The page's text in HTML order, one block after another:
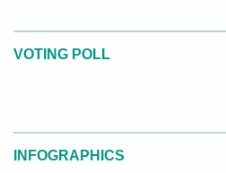
VOTING POLL
INFOGRAPHICS